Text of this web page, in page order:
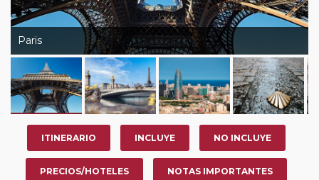
otro circuito del mismo proveedor no se abonará este
suplemento.
Paris
ITINERARIO INCLUYE NO INCLUYE
PRECIOS/HOTELES NOTAS IMPORTANTES